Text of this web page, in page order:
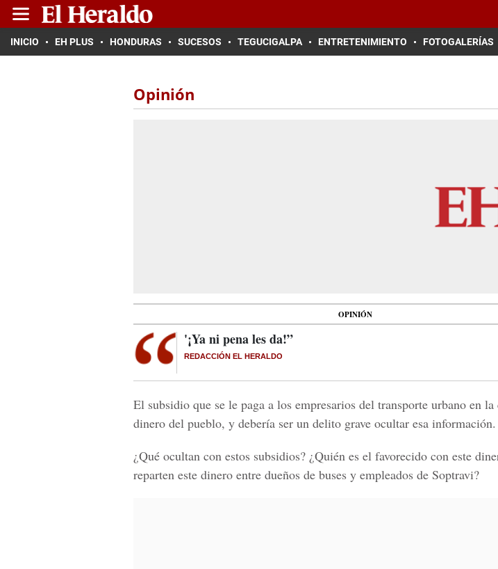
INICIO EH PLUS HONDURAS SUCESOS TEGUCIGALPA ENTRETENIMIENTO FOTOGALERÍAS
Opinión
OPINIÓN
'¡Ya ni pena les da!”
REDACCIÓN EL HERALDO
El subsidio que se le paga a los empresarios del transporte urbano en la
dinero del pueblo, y debería ser un delito grave ocultar esa información.
¿Qué ocultan con estos subsidios? ¿Quién es el favorecido con este
reparten este dinero entre dueños de buses y empleados de Soptravi?